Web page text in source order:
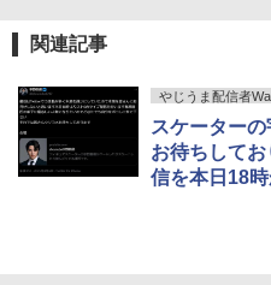
関連記事
やじうま配信者
スケーター
お待ちして
信を本日18時